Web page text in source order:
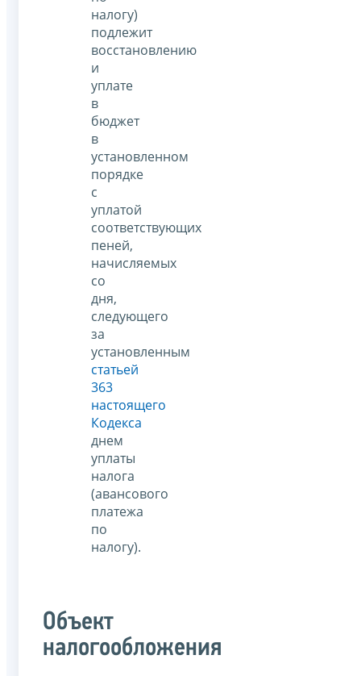
налогу)
подлежит
восстановлению
и
уплате
в
бюджет
в
установленном
порядке
с
уплатой
соответствующих
пеней,
начисляемых
со
дня,
следующего
за
установленным
статьей
363
настоящего
Кодекса
днем
уплаты
налога
(авансового
платежа
по
налогу).
Объект
налогообложения